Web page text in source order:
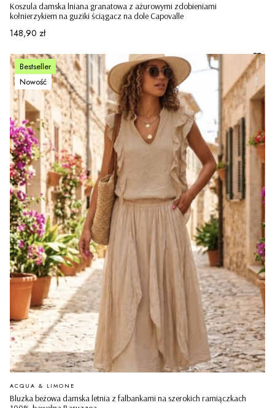
Koszula damska lniana granatowa z ażurowymi zdobieniami
kołnierzykiem na guziki ściągacz na dole Capovalle
Cena
148,90 zł
Bestseller
Nowość
Bluzka beżowa damska letnia z falbankami na szerokich ramiączkach
PRODUCENT
ACQUA & LIMONE